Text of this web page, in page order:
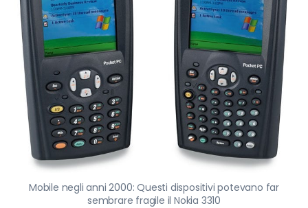
Mobile negli anni 2000: Questi dispositivi potevano far
sembrare fragile il Nokia 3310